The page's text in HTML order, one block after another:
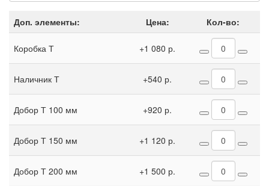
Доп. элементы: Цена: Кол-во:
Коробка Т +1 080 р.
Наличник Т +540 р.
Добор Т 100 мм +920 р.
Добор Т 150 мм +1 120 р.
Добор Т 200 мм +1 500 р.